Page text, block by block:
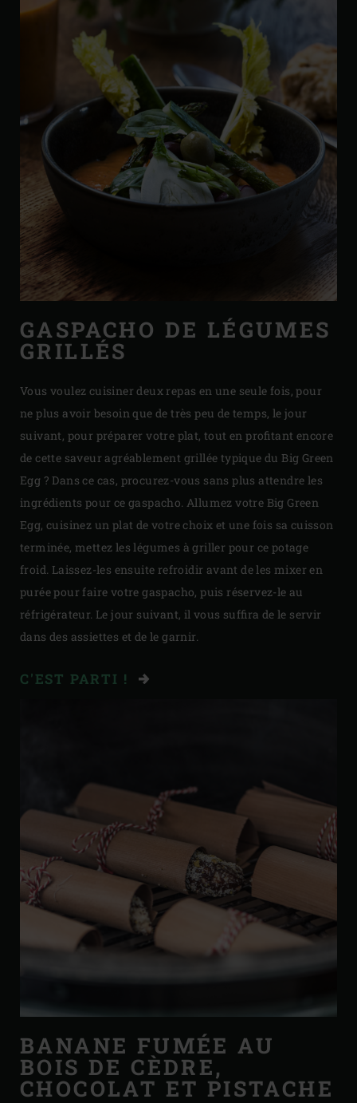
GASPACHO DE LÉGUMES
GRILLÉS
Vous voulez cuisiner deux repas en une seule fois, pour
ne plus avoir besoin que de très peu de temps, le jour
suivant, pour préparer votre plat, tout en profitant encore
de cette saveur agréablement grillée typique du Big Green
Egg ? Dans ce cas, procurez-vous sans plus attendre les
ingrédients pour ce gaspacho. Allumez votre Big Green
Egg, cuisinez un plat de votre choix et une fois sa cuisson
terminée, mettez les légumes à griller pour ce potage
froid. Laissez-les ensuite refroidir avant de les mixer en
purée pour faire votre gaspacho, puis réservez-le au
réfrigérateur. Le jour suivant, il vous suffira de le servir
dans des assiettes et de le garnir.
C'EST PARTI !
BANANE FUMÉE AU
BOIS DE CÈDRE,
CHOCOLAT ET PISTACHE